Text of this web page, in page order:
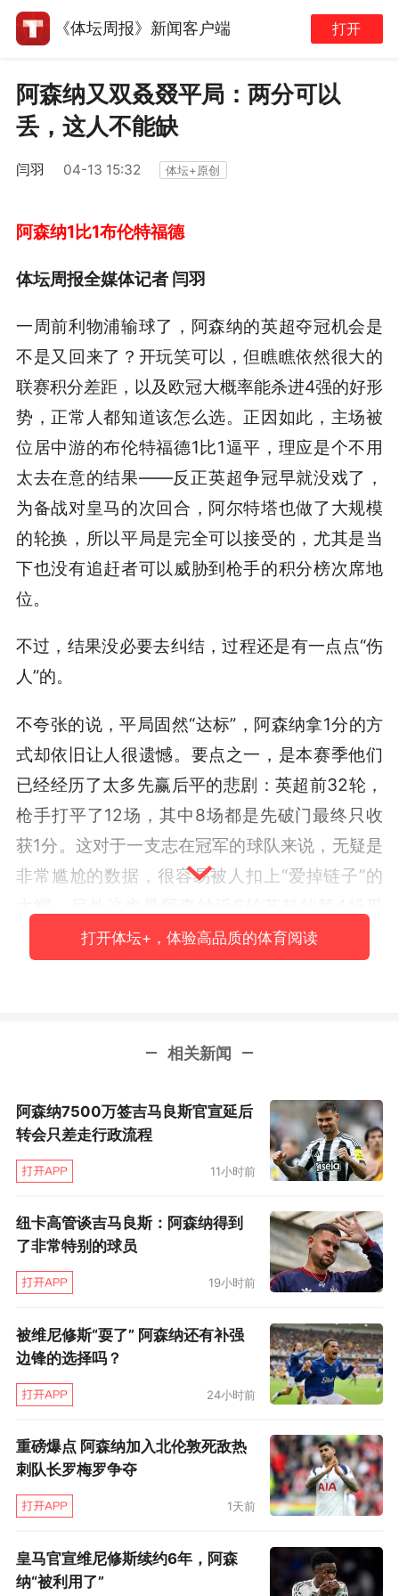
《体坛周报》新闻客户端 打开
阿森纳又双叒叕平局：两分可以
丢，这人不能缺
闫羽 04-13 15:32 体坛+原创
阿森纳1比1布伦特福德
体坛周报全媒体记者 闫羽
一周前利物浦输球了，阿森纳的英超夺冠机会是
不是又回来了？开玩笑可以，但瞧瞧依然很大的
联赛积分差距，以及欧冠大概率能杀进4强的好形
势，正常人都知道该怎么选。正因如此，主场被
位居中游的布伦特福德1比1逼平，理应是个不用
太去在意的结果——反正英超争冠早就没戏了，
为备战对皇马的次回合，阿尔特塔也做了大规模
的轮换，所以平局是完全可以接受的，尤其是当
下也没有追赶者可以威胁到枪手的积分榜次席地
位。
不过，结果没必要去纠结，过程还是有一点点“伤
人”的。
不夸张的说，平局固然“达标”，阿森纳拿1分的方
式却依旧让人很遗憾。要点之一，是本赛季他们
已经经历了太多先赢后平的悲剧：英超前32轮，
枪手打平了12场，其中8场都是先破门最终只收
获1分。这对于一支志在冠军的球队来说，无疑是
非常尴尬的数据，很容易被人扣上“爱掉链子”的
塔把萨卡、厄德高、梅里诺、廷伯、斯凯利等主
但偏偏是场上替补居多的时候取得了领先，等主
力们纷纷上场，要为远赴马德里提前热热身，比
分却被扳平了。然后为了不让首发的主力（赖
名额，导致若日尼奥受伤后无人可换，最后时刻
只能10人应战。
别是替补登场的萨卡还浪费了一次面对空门的机
会。1比1后，他从对方门将脚下断球成功却没有
立刻射门，随即被后卫补防破坏。从英格兰人极
的，要是能带着连胜的感觉去马德里，怎么说也
比现在这样要强一些。当然说到受伤，肋骨受到
撞击的若日尼奥是真伤了，另外第69分钟被替换
的进球功臣托马斯·帕蒂据称也有点不舒服。就此
阿尔特塔透露：“托马斯感觉有些不适，所以我们
打开体坛+，体验高品质的体育阅读
相关新闻
阿森纳7500万签吉马良斯官宣延后
转会只差走行政流程
11小时前
纽卡高管谈吉马良斯：阿森纳得到
了非常特别的球员
19小时前
被维尼修斯“耍了” 阿森纳还有补强
边锋的选择吗？
24小时前
重磅爆点 阿森纳加入北伦敦死敌热
刺队长罗梅罗争夺
1天前
皇马官宣维尼修斯续约6年，阿森
纳“被利用了”